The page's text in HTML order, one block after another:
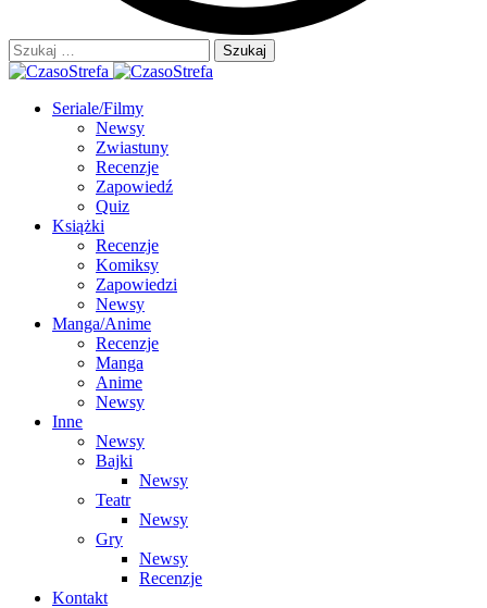
Szukaj:
Seriale/Filmy
Newsy
Zwiastuny
Recenzje
Zapowiedź
Quiz
Książki
Recenzje
Komiksy
Zapowiedzi
Newsy
Manga/Anime
Recenzje
Manga
Anime
Newsy
Inne
Newsy
Bajki
Newsy
Teatr
Newsy
Gry
Newsy
Recenzje
Kontakt